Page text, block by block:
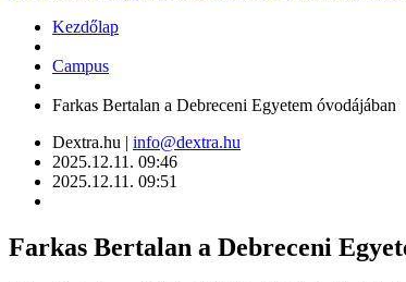
Kezdőlap
Campus
Farkas Bertalan a Debreceni Egyetem óvodájában
Dextra.hu | info@dextra.hu
2025.12.11. 09:46
2025.12.11. 09:51
Farkas Bertalan a Debreceni